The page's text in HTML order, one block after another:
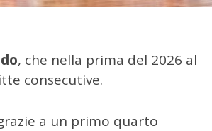
, che nella prima del 2026 al
consecutive.
a un primo quarto